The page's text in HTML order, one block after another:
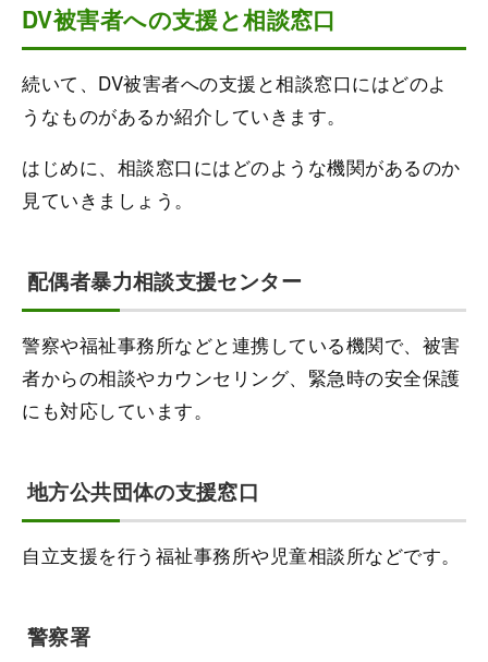
DV被害者への支援と相談窓口
続いて、DV被害者への支援と相談窓口にはどのよ
うなものがあるか紹介していきます。
はじめに、相談窓口にはどのような機関があるのか
見ていきましょう。
配偶者暴力相談支援センター
警察や福祉事務所などと連携している機関で、被害
者からの相談やカウンセリング、緊急時の安全保護
にも対応しています。
地方公共団体の支援窓口
自立支援を行う福祉事務所や児童相談所などです。
警察署